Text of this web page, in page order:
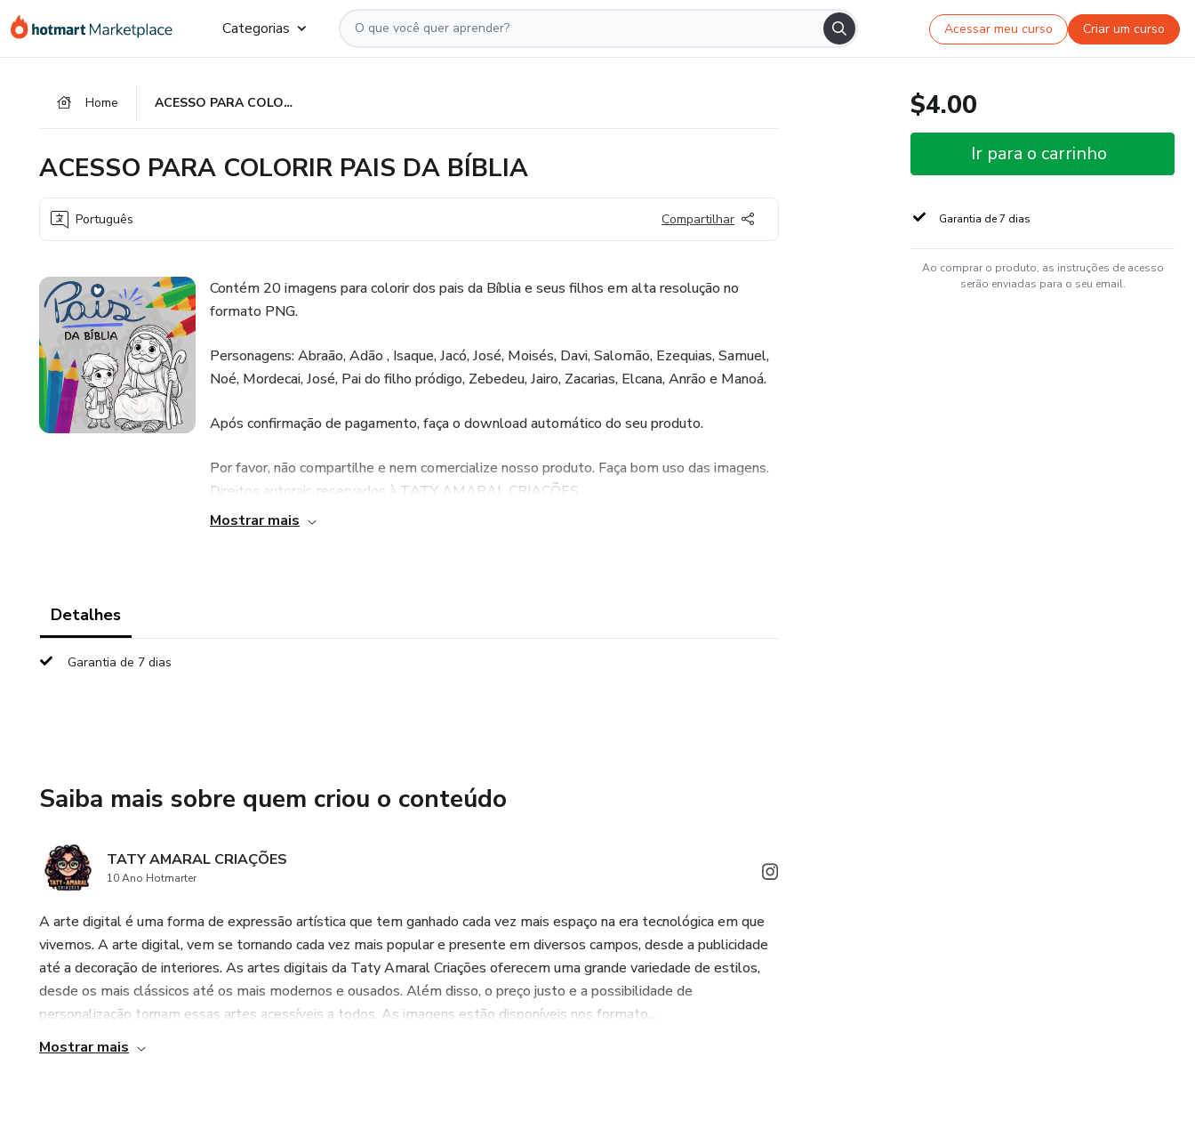
para
para
para
Categorias Acessar meu curso Criar um curso
Home ACESSO PARA COLORIR PAIS DA BÍBLIA
ACESSO PARA COLORIR PAIS DA BÍBLIA
Português Compartilhar
Contém 20 imagens para colorir dos pais da Bíblia e seus filhos em alta resolução no
formato PNG.
Personagens: Abraão, Adão , Isaque, Jacó, José, Moisés, Davi, Salomão, Ezequias, Samuel,
Noé, Mordecai, José, Pai do filho pródigo, Zebedeu, Jairo, Zacarias, Elcana, Anrão e Manoá.
Após confirmação de pagamento, faça o download automático do seu produto.
Por favor, não compartilhe e nem comercialize nosso produto. Faça bom uso das imagens.
Direitos autorais reservados à TATY AMARAL CRIAÇÕES.
Mostrar mais
Detalhes
Garantia de 7 dias
Saiba mais sobre quem criou o conteúdo
TATY AMARAL CRIAÇÕES
10 Ano Hotmarter
A arte digital é uma forma de expressão artística que tem ganhado cada vez mais espaço na era tecnológica em que
vivemos. A arte digital, vem se tornando cada vez mais popular e presente em diversos campos, desde a publicidade
até a decoração de interiores. As artes digitais da Taty Amaral Criações oferecem uma grande variedade de estilos,
desde os mais clássicos até os mais modernos e ousados. Além disso, o preço justo e a possibilidade de
personalização tornam essas artes acessíveis a todos. As imagens estão disponíveis nos formato...
Mostrar mais
$4.00
Ir para o carrinho
Garantia de 7 dias
Ao comprar o produto, as instruções de acesso
serão enviadas para o seu email.